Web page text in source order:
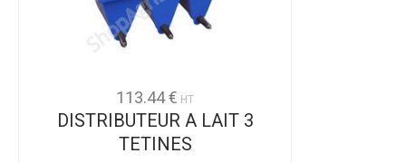
113.44 € HT
DISTRIBUTEUR A LAIT 3
TETINES